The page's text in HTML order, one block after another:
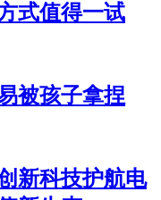
式值得一试
被孩子拿捏
新科技护航电